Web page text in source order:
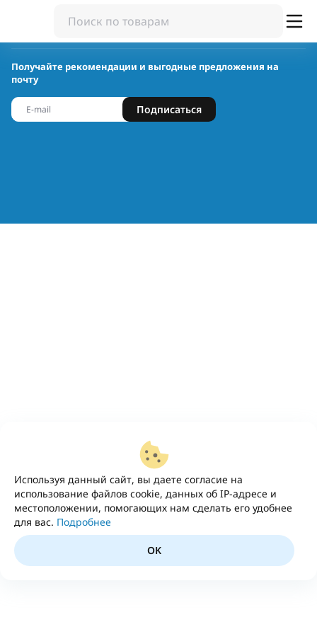
Используя данный сайт, вы даете согласие на
использование файлов cookie, данных об IP-адресе и
местоположении, помогающих нам сделать его удобнее
для вас. Подробнее
OK
Получайте рекомендации и выгодные предложения на
почту
Подписаться